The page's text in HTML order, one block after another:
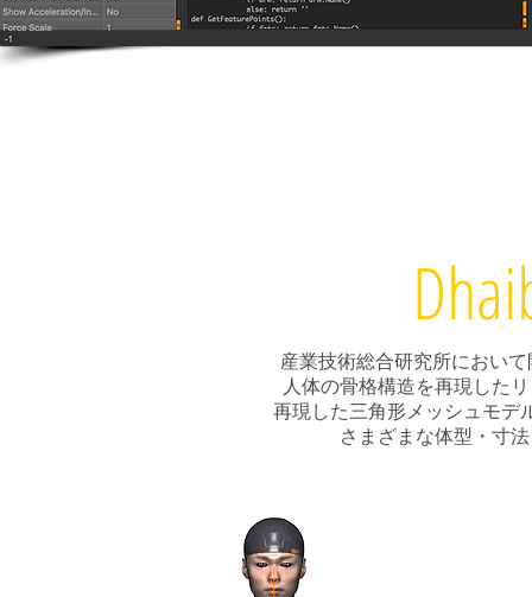
産業技術総合研究所におい
人体の骨格構造を再現した
再現した三角形メッシュモデ
さまざまな体型・寸